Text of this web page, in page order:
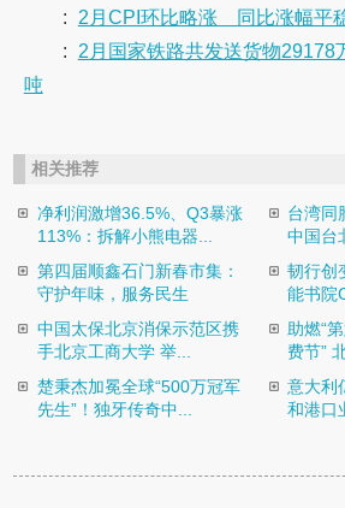
:
2月CPI环比略涨 同比涨幅平
:
2月国家铁路共发送货物29178
吨
相关推荐
净利润激增36.5%、Q3暴涨
113%：拆解小熊电器...
台湾同
中国台
第四届顺鑫石门新春市集：
守护年味，服务民生
韧行创
能书院
中国太保北京消保示范区携
手北京工商大学 举...
助燃“
费节”
楚秉杰加冕全球“500万冠军
先生”！独牙传奇中...
意大利
和港口